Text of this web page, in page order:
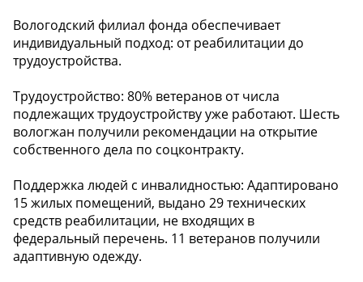
Вологодский филиал фонда обеспечивает
индивидуальный подход: от реабилитации до
трудоустройства.
Трудоустройство: 80% ветеранов от числа
подлежащих трудоустройству уже работают. Шесть
вологжан получили рекомендации на открытие
собственного дела по соцконтракту.
Поддержка людей с инвалидностью: Адаптировано
15 жилых помещений, выдано 29 технических
средств реабилитации, не входящих в
федеральный перечень. 11 ветеранов получили
адаптивную одежду.